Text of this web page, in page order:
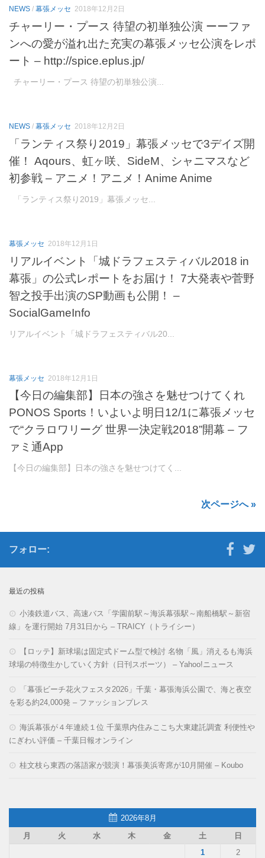
NEWS / 幕張メッセ 2018年12月2日
チャーリー・プース 待望の初単独公演 ーーファ
ンへの愛が溢れ出た充実の幕張メッセ公演をレポ
ート – http://spice.eplus.jp/
チャーリー・プース 待望の初単独公演...
NEWS / 幕張メッセ 2018年12月2日
「ランティス祭り2019」幕張メッセで3デイズ開
催！ Aqours、虹ヶ咲、SideM、シャニマスなど
初参戦 – アニメ！アニメ！Anime Anime
「ランティス祭り2019」幕張メッセ...
幕張メッセ 2018年12月1日
リアルイベント「城ドラフェスティバル2018 in
幕張」の公式レポートをお届け！ 7大発表や菅野
智之投手出演のSP動画も公開！ –
SocialGameInfo
リアルイベント「城ドラフェスティバル20...
幕張メッセ 2018年12月1日
【今日の編集部】日本の強さを魅せつけてくれ
PONOS Sports！いよいよ明日12/1に幕張メッセ
で“クラロワリーグ 世界一決定戦2018”開幕 – フ
ァミ通App
【今日の編集部】日本の強さを魅せつけてく...
次ページへ »
フォロー:
最近の投稿
小湊鉄道バス、高速バス「学園前駅～海浜幕張駅～南船橋駅～新宿
線」を運行開始 7月31日から – TRAICY（トライシー）
【ロッテ】新球場は固定式ドーム型で検討 名物「風」消えるも海浜
球場の特徴生かしていく方針（日刊スポーツ） – Yahoo!ニュース
「幕張ビーチ花火フェスタ2026」千葉・幕張海浜公園で、海と夜空
を彩る約24,000発 – ファッションプレス
海浜幕張が４年連続１位 千葉県内住みここち大東建託調査 利便性や
にぎわい評価 – 千葉日報オンライン
桂文枝ら東西の落語家が競演！幕張美浜寄席が10月開催 – Koubo
2026年8月
月
火 水 木 金 土
日
1
2